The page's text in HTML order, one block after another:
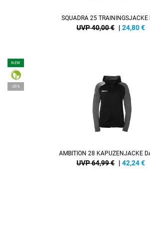
SQUADRA 25 TRAININGSJACKE
UVP 40,00 € | 24,80€
NEW
-35%
AMBITION 28 KAPUZENJACKE
UVP 64,99 € | 42,24€